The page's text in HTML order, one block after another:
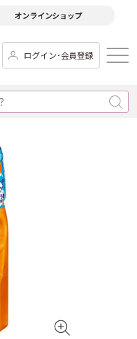
オンラインショップ
ログイン･会員登録